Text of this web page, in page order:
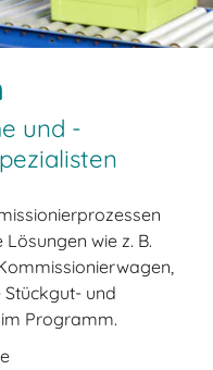
und -
wie z. B.
und
Programm.